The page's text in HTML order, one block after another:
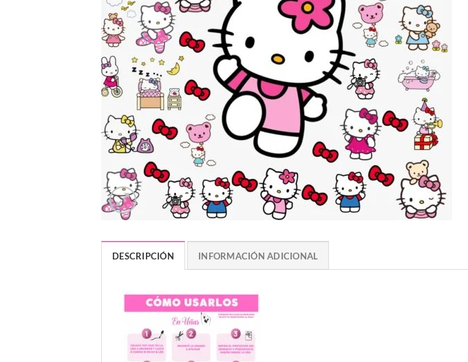
DESCRIPCIÓN INFORMACIÓN ADICIONAL